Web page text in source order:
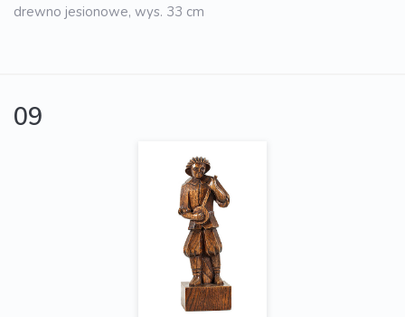
drewno jesionowe, wys. 33 cm
09